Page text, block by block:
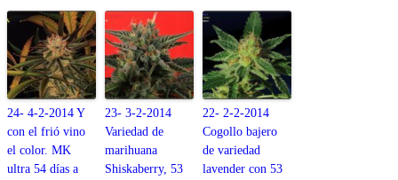
24- 4-2-2014 Y
con el frió vino
el color. MK
ultra 54 días a
23- 3-2-2014
Variedad de
marihuana
Shiskaberry, 53
22- 2-2-2014
Cogollo bajero
de variedad
lavender con 53